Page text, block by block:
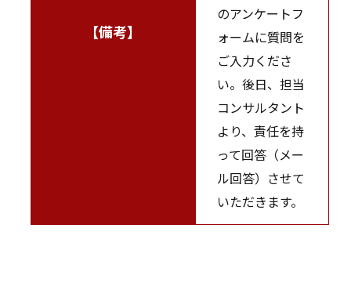
【備考】
のアンケートフ
ォームに質問を
ご入力くださ
い。後日、担当
コンサルタント
より、責任を持
って回答（メー
ル回答）させて
いただきます。